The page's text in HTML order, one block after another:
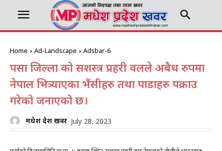
Home Ad-Landscape Adsbar-6
पर्सा जिल्ला को सशस्त्र प्रहरी वलले अबैध रुपमा
नेपाल भित्र्याएका भैंसीहरु तथा पाडाहरु पक्राउ
गरेको जनाएको छ।
मधेश प्रदेश खवर July 28, 2023